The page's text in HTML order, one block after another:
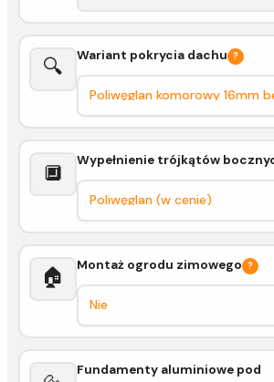
🔍 Wariant pokrycia dachu ?
🔲
Wypełnienie trójkątów
🏠 Montaż ogrodu zimowego ?
Fundamenty aluminiowe pod